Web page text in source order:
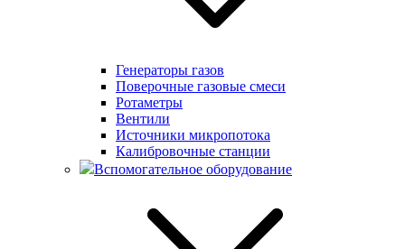
Генераторы газов
Поверочные газовые смеси
Ротаметры
Вентили
Источники микропотока
Калибровочные станции
Вспомогательное оборудование